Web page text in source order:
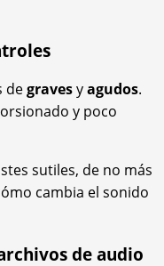
degravesyagudos.
y poco
sutiles, de no más
cambia el sonido
de audio